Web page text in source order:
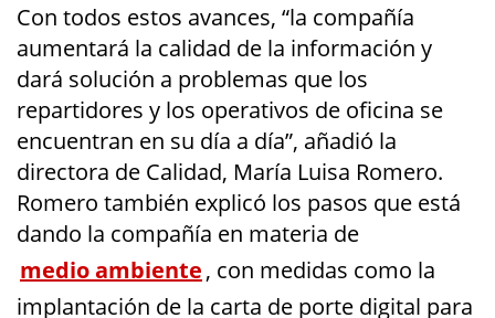
Con todos estos avances, “la compañía
aumentará la calidad de la información y
dará solución a problemas que los
repartidores y los operativos de oficina se
encuentran en su día a día”, añadió la
directora de Calidad, María Luisa Romero.
Romero también explicó los pasos que está
dando la compañía en materia de
medio ambiente, con medidas como la
implantación de la carta de porte digital para